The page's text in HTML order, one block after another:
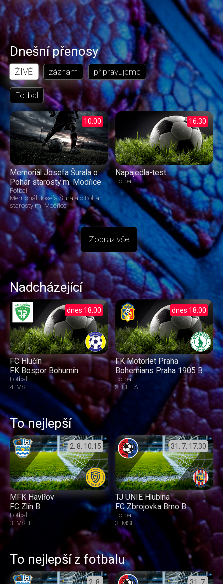
Dnešní přenosy
ŽIVĚ záznam připravujeme
Fotbal
10:00
Memoriál Josefa Šurala o
Pohár starosty m. Modřice
Fotbal
Memoriál Josefa Šurala o Pohár
starosty m. Modřice
16:30
Napajedla-test
Fotbal
Zobraz vše
Nadcházející
dnes 18:00
FC Hlučín
FK Bospor Bohumín
Fotbal
4. MSL F
dnes 18:00
FK Motorlet Praha
Bohemians Praha 1905 B
Fotbal
3. ČFL A
To nejlepší
2. 8. 10:15
MFK Havířov
FC Zlín B
Fotbal
3. MSFL
31. 7. 17:30
TJ UNIE Hlubina
FC Zbrojovka Brno B
Fotbal
3. MSFL
To nejlepší z fotbalu
2. 8. 31. 7.